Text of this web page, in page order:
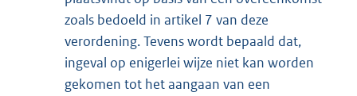
zoals bedoeld in artikel 7 van deze
verordening. Tevens wordt bepaald dat,
ingeval op enigerlei wijze niet kan worden
gekomen tot het aangaan van een